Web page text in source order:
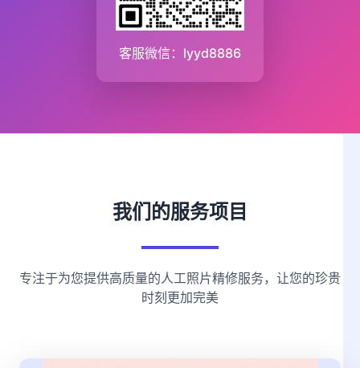
客服微信：lyyd8886
我们的服务项目
专注于为您提供高质量的人工照片精修服务，让您的珍贵
时刻更加完美